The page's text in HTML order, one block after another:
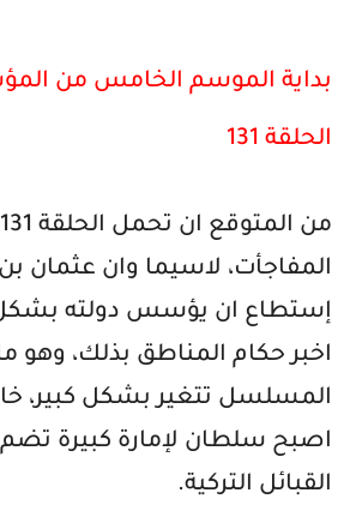
بداية الموسم الخامس من
الحلقة 131
المفاجأت، لاسيما وان عثمان
إستطاع ان يؤسس دولته
اخبر حكام المناطق بذلك، وهو
المسلسل تتغير بشكل كبير،
اصبح سلطان لإمارة كبيرة
القبائل التركية.